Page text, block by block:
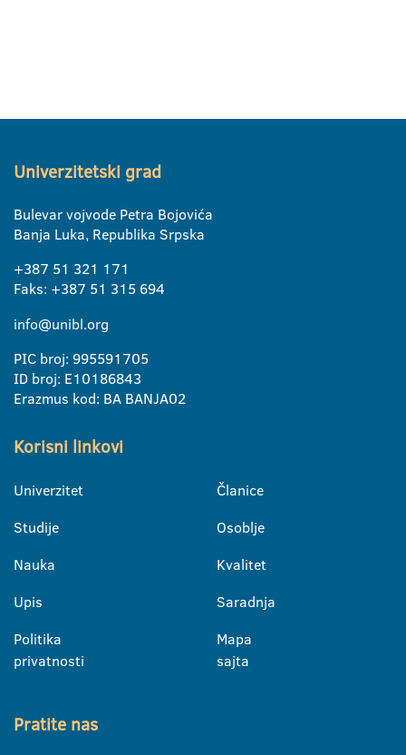
Univerzitetski grad
Bulevar vojvode Petra Bojovića
Banja Luka, Republika Srpska
+387 51 321 171
Faks: +387 51 315 694
info@unibl.org
PIC broj: 995591705
ID broj: E10186843
Erazmus kod: BA BANJA02
Korisni linkovi
Univerzitet
Studije
Nauka
Upis
Politika
privatnosti
Članice
Osoblje
Kvalitet
Saradnja
Mapa
sajta
Pratite nas